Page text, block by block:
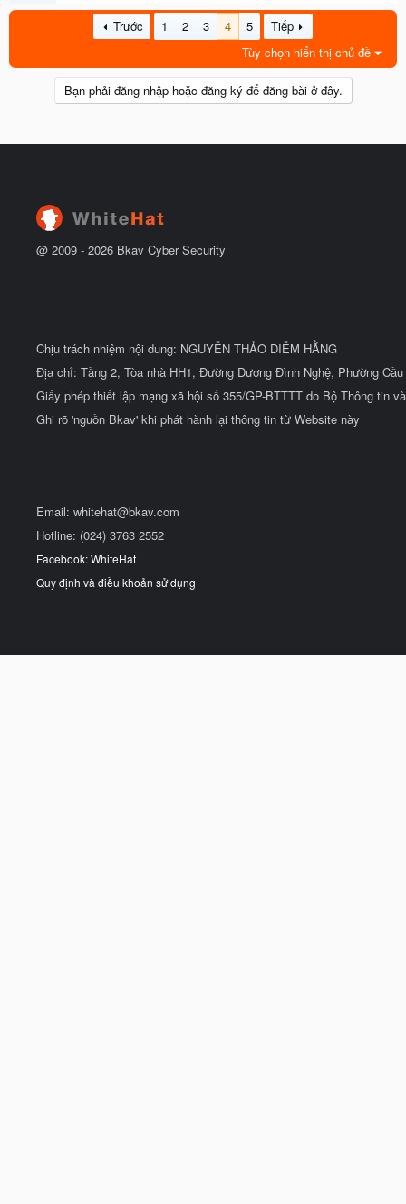
Trước 1 2 3 4 5
Tiếp
Tùy chọn hiển thị chủ đề
Bạn phải đăng nhập hoặc đăng ký để đăng bài ở đây.
@ 2009 - 2026 Bkav Cyber Security
Chịu trách nhiệm nội dung: NGUYỄN THẢO DIỄM HẰNG
Địa chỉ: Tầng 2, Tòa nhà HH1, Đường Dương Đình Nghệ, Phường
Giấy phép thiết lập mạng xã hội số 355/GP-BTTTT do Bộ Thông tin
Ghi rõ 'nguồn Bkav' khi phát hành lại thông tin từ Website này
Email: whitehat@bkav.com
Hotline: (024) 3763 2552
Facebook: WhiteHat
Quy định và điều khoản sử dụng